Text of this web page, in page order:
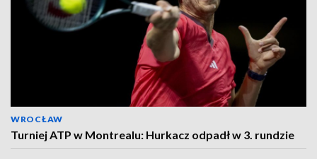
WROCŁAW
Turniej ATP w Montrealu: Hurkacz odpadł w 3. rundzie